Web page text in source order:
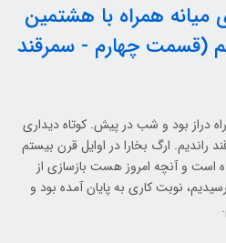
همراه با هشتمین
(قسمت چهارم - سمرقند
دراز بود و شب در پیش. کوتاه دیداری
راندیم. ارگ بخارا در اوایل قرن بیستم
است و آنچه امروز هست بازسازی از
نوبت کاری به پایان آمده بود و